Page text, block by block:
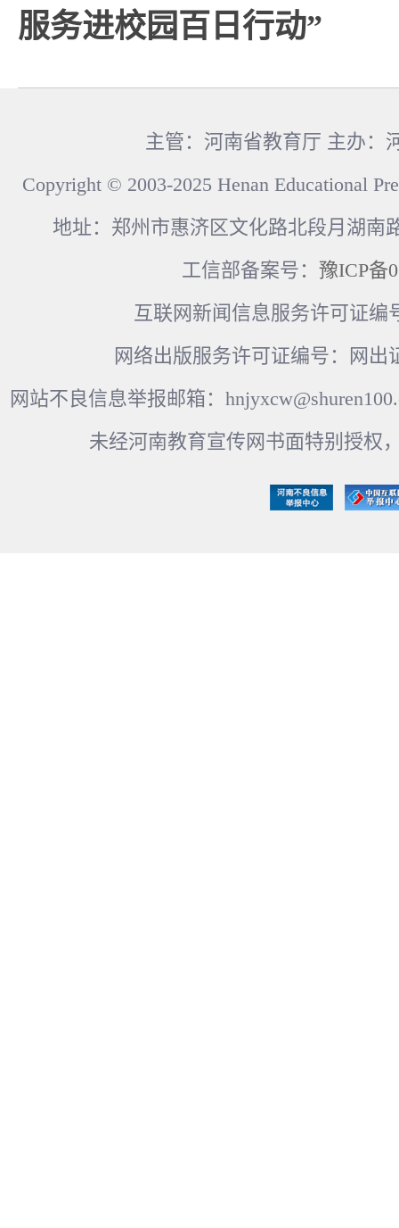
服务进校园百日行动”
主管：河南省教育厅 主办：
Copyright © 2003-2025 Henan Educational
地址：郑州市惠济区文化路北段月湖南
工信部备案号： 豫ICP备
互联网新闻信息服务许可证编
网络出版服务许可证编号：网出
网站不良信息举报邮箱：
未经河南教育宣传网书面特别授权